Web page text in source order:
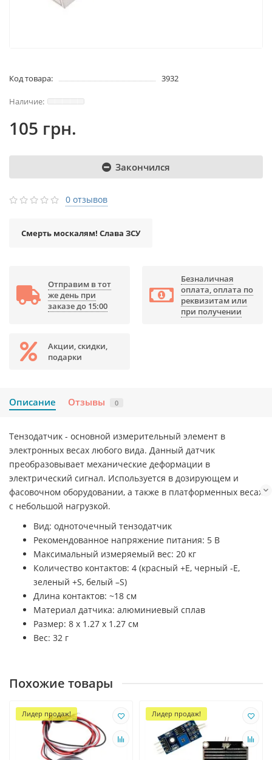
Код товара: 3932
105 грн.
Закончился
0 отзывов
Смерть москалям! Слава ЗСУ
Отправим в тот
же день при
заказе до 15:00
Безналичная
оплата, оплата по
реквизитам или
при получении
Акции, скидки,
подарки
Описание Отзывы 0
Тензодатчик - основной измерительный элемент в
электронных весах любого вида. Данный датчик
преобразовывает механические деформации в
электрический сигнал. Используется в дозирующем и
фасовочном оборудовании, а также в платформенных весах
с небольшой нагрузкой.
Вид: одноточечный тензодатчик
Рекомендованное напряжение питания: 5 В
Максимальный измеряемый вес: 20 кг
Количество контактов: 4 (красный +E, черный -E,
зеленый +S, белый –S)
Длина контактов: ~18 см
Материал датчика: алюминиевый сплав
Размер: 8 х 1.27 х 1.27 см
Вес: 32 г
Похожие товары
Лидер продаж! Лидер продаж!